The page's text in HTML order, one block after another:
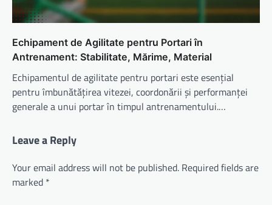
Echipament de Agilitate pentru Portari în
Antrenament: Stabilitate, Mărime, Material
Echipamentul de agilitate pentru portari este esențial
pentru îmbunătățirea vitezei, coordonării și performanței
generale a unui portar în timpul antrenamentului.…
Leave a Reply
Your email address will not be published. Required fields are
marked *